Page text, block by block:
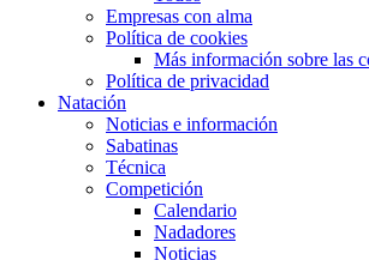
Empresas con alma
Política de cookies
Más información sobre las
Política de privacidad
Natación
Noticias e información
Sabatinas
Técnica
Competición
Calendario
Nadadores
Noticias